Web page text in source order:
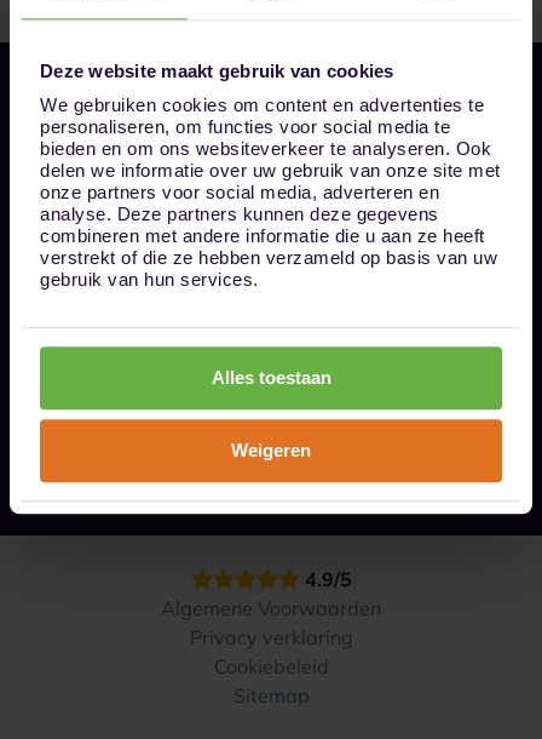
Deze website maakt gebruik van cookies
We gebruiken cookies om content en advertenties te
personaliseren, om functies voor social media te
bieden en om ons websiteverkeer te analyseren. Ook
delen we informatie over uw gebruik van onze site met
onze partners voor social media, adverteren en
analyse. Deze partners kunnen deze gegevens
combineren met andere informatie die u aan ze heeft
verstrekt of die ze hebben verzameld op basis van uw
gebruik van hun services.
Alles toestaan
Weigeren
Bel ons op 085 - 0161611
info@1box.nl
Volg ons
Onze opslaglocaties
Hoe werkt het?
4.9/5
Algemene Voorwaarden
Privacy verklaring
Cookiebeleid
Sitemap